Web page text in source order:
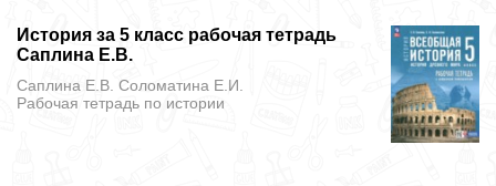
История за 5 класс рабочая тетрадь
Саплина Е.В.
Саплина Е.В. Соломатина Е.И.
Рабочая тетрадь по истории